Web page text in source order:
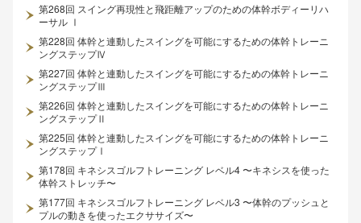
第268回 スイング再現性と飛距離アップのための体幹ボディーリハ
ーサル Ⅰ
第228回 体幹と連動したスイングを可能にするための体幹トレーニ
ングステップⅣ
第227回 体幹と連動したスイングを可能にするための体幹トレーニ
ングステップⅢ
第226回 体幹と連動したスイングを可能にするための体幹トレーニ
ングステップⅡ
第225回 体幹と連動したスイングを可能にするための体幹トレーニ
ングステップⅠ
第178回 キネシスゴルフトレーニング レベル4 〜キネシスを使った
体幹ストレッチ〜
第177回 キネシスゴルフトレーニング レベル3 〜体幹のプッシュと
プルの動きを使ったエクササイズ〜